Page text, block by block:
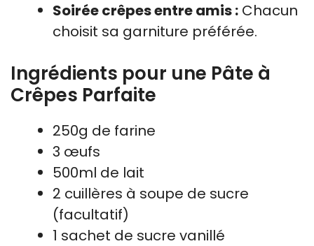
Soirée crêpes entre amis : Chacun
choisit sa garniture préférée.
Ingrédients pour une Pâte à
Crêpes Parfaite
250g de farine
3 œufs
500ml de lait
2 cuillères à soupe de sucre
(facultatif)
1 sachet de sucre vanillé